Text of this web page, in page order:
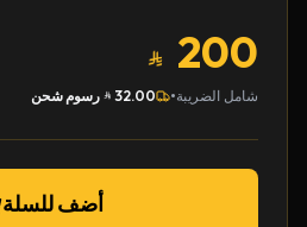
200
شامل الضريبة•
32.00 رسوم شحن
أضف للسلة